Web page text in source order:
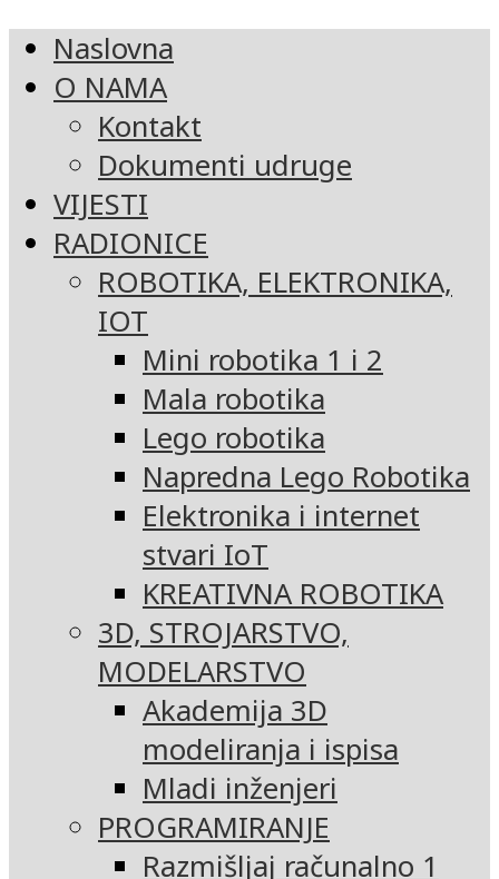
Naslovna
O NAMA
Kontakt
Dokumenti udruge
VIJESTI
RADIONICE
ROBOTIKA, ELEKTRONIKA,
IOT
Mini robotika 1 i 2
Mala robotika
Lego robotika
Napredna Lego Robotika
Elektronika i internet
stvari IoT
KREATIVNA ROBOTIKA
3D, STROJARSTVO,
MODELARSTVO
Akademija 3D
modeliranja i ispisa
Mladi inženjeri
PROGRAMIRANJE
Razmišljaj računalno 1